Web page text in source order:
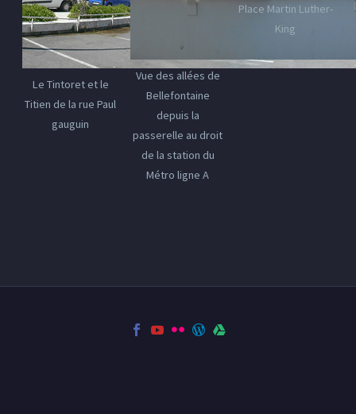
Le Tintoret et le
Titien de la rue Paul
gauguin
Vue des allées de
Bellefontaine
depuis la
passerelle au droit
de la station du
Métro ligne A
Place Martin Luther-
King